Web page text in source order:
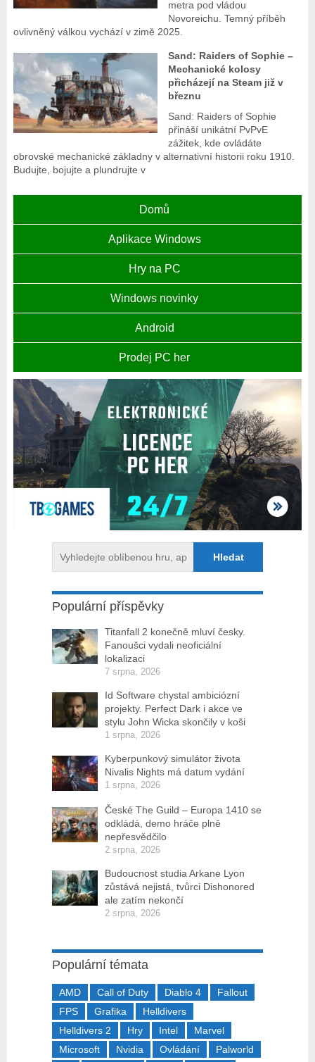
metra pod vládou
Novoreichu. Temný příběh
ovlivněný válkou vychází v zimě 2025.
Sand: Raiders of Sophie –
Mechanické kolosy
přicházejí na Steam již v
březnu
Sand: Raiders of Sophie
přináší unikátní PvPvE
zážitek, kde ovládáte
obrovské mechanické základny v alternativní historii roku 1910.
Budujte, bojujte a plundrujte v
Domů
Aplikace Windows
Hry na PC
Windows novinky
Android
Prodej PC her
Populární příspěvky
Titanfall 2 konečně mluví česky.
Fanoušci vydali neoficiální
lokalizaci
7 srpna, 2026
Id Software chystal ambiciózní
projekty. Perfect Dark i akce ve
stylu John Wicka skončily v koši
1 srpna, 2026
Kyberpunkový simulátor života
Nivalis Nights má datum vydání
1 srpna, 2026
České The Guild – Europa 1410 se
odkládá, demo hráče plně
nepřesvědčilo
2 srpna, 2026
Budoucnost studia Arkane Lyon
zůstává nejistá, tvůrci Dishonored
ale zatím nekončí
2 srpna, 2026
Populární témata
AMD Call of Duty Diablo 4
Fallout
FPS
Grafika
Helldivers
Helldivers 2
Hry Intel
Marvel
Microsoft
Nvidia Ovládání
Palworld